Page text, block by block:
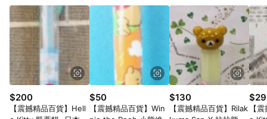
3. 訂單回饋金額將扣除運費/購物金/超贈點/福利金/紅利折抵/折
價券等虛擬貨幣折抵 4. 大宗採購或批發轉賣不具回饋資格： 如
有相關事證認定您為大宗採購、批發轉賣而非最終消費使用者，
相關認定以Yahoo購物中心之認定為準
$200
【震撼精品百貨】Hell
$50
【震撼精品百貨】Win
$130
【震撼精品百貨】Rilak
【